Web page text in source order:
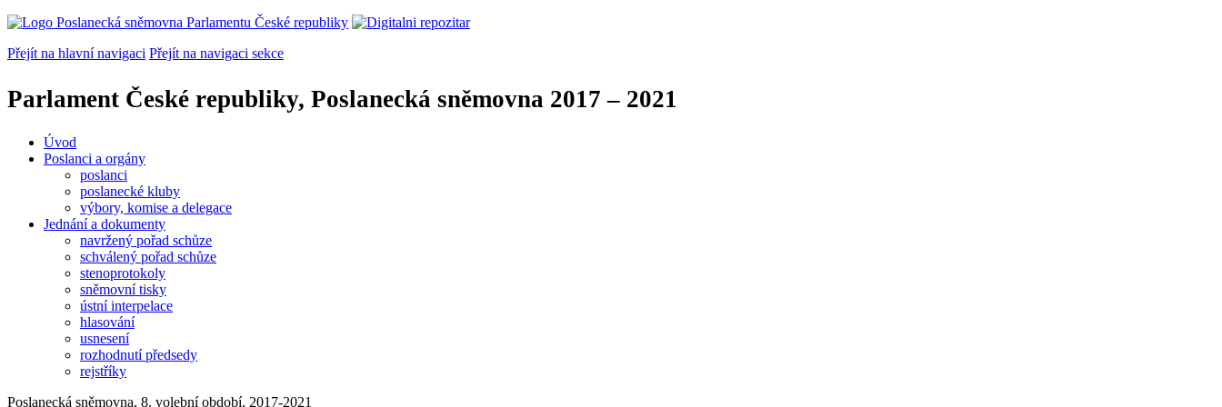
Přejít na hlavní navigaci Přejít na navigaci sekce
Parlament České republiky, Poslanecká sněmovna 2017 – 2021
Úvod
Poslanci a orgány
poslanci
poslanecké kluby
výbory, komise a delegace
Jednání a dokumenty
navržený pořad schůze
schválený pořad schůze
stenoprotokoly
sněmovní tisky
ústní interpelace
hlasování
usnesení
rozhodnutí předsedy
rejstříky
Poslanecká sněmovna, 8. volební období, 2017-2021